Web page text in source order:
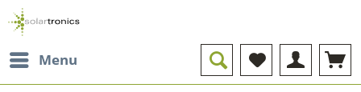
Menu